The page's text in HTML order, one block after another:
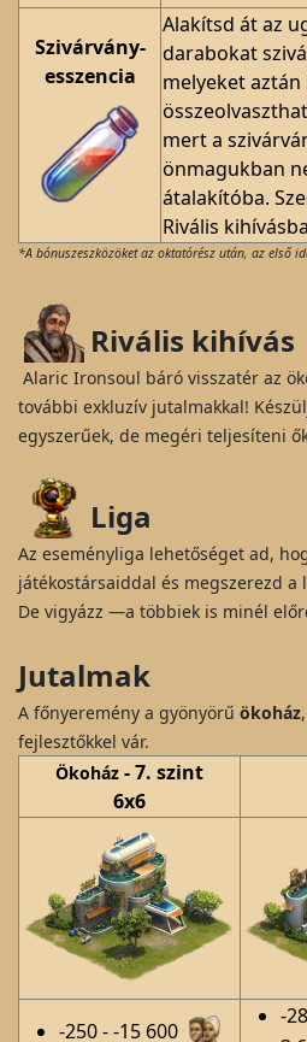
Szivárvány-
esszencia
Alakítsd át az
darabokat
melyeket
mert a
önmagukban
átalakítóba.
Rivális
*A bónuszeszközöket az oktatórész után, az első
Rivális kihívás
Alaric Ironsoul báró visszatér az
további exkluzív jutalmakkal!
egyszerűek, de megéri teljesíteni
Liga
Az eseményliga lehetőséget ad,
játékostársaiddal és megszerezd a
De vigyázz —a többiek is minél
Jutalmak
A főnyeremény a gyönyörű ökoház
fejlesztőkkel vár.
Ökoház - 7. szint
6x6
-250 - -15 600
-